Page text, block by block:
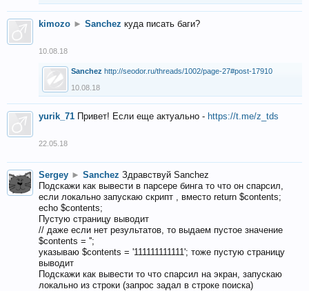
kimozo ► Sanchez куда писать баги?
10.08.18
Sanchez http://seodor.ru/threads/1002/page-27#post-17910
10.08.18
yurik_71 Привет! Если еще актуально - https://t.me/z_tds
22.05.18
Sergey ► Sanchez Здравствуй Sanchez
Подскажи как вывести в парсере бинга то что он спарсил,
если локально запускаю скрипт , вместо return $contents;
echo $contents;
Пустую страницу выводит
// даже если нет результатов, то выдаем пустое значение
$contents = '';
указываю $contents = '111111111111'; тоже пустую страницу
выводит
Подскажи как вывести то что спарсил на экран, запускаю
локально из строки (запрос задал в строке поиска)